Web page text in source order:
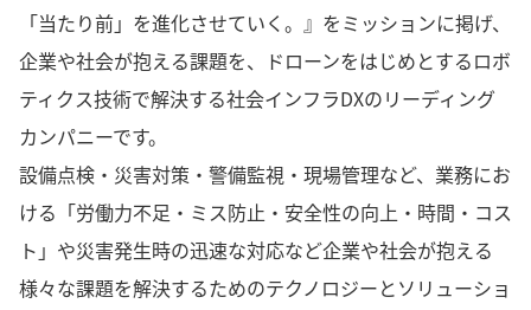
「当たり前」を進化させていく。』をミッションに掲げ、
企業や社会が抱える課題を、ドローンをはじめとするロボ
ティクス技術で解決する社会インフラDXのリーディング
カンパニーです。
設備点検・災害対策・警備監視・現場管理など、業務にお
ける「労働力不足・ミス防止・安全性の向上・時間・コス
ト」や災害発生時の迅速な対応など企業や社会が抱える
様々な課題を解決するためのテクノロジーとソリューショ